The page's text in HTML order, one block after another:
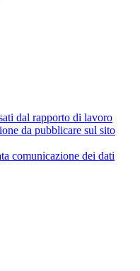
dal rapporto di lavoro
da pubblicare sul sito
comunicazione dei dati